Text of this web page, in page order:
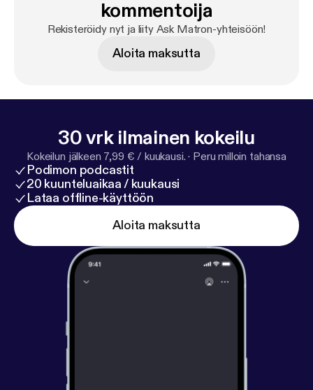
kommentoija
Rekisteröidy nyt ja liity Ask Matron-yhteisöön!
Aloita maksutta
30 vrk ilmainen kokeilu
Kokeilun jälkeen 7,99 € / kuukausi. · Peru milloin tahansa
Podimon podcastit
20 kuunteluaikaa / kuukausi
Lataa offline-käyttöön
Aloita maksutta